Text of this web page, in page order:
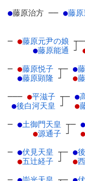
●藤原治方 ── ●藤
─ ●藤原元尹の娘 ┬
●藤原能通 ┘
─ ●藤原悦子 ┬
●藤原顕隆 ┘
─ ●
●
─── ●平滋子 ┬
●後白河天皇 ┘
─ ●
●
─ ●土御門天皇 ┬
●源通子 ┘
─ ●
●
─ ●伏見天皇 ┬
●五辻経子 ┘
─ ●
●